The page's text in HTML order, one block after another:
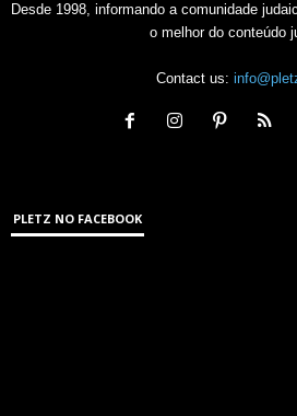
Desde 1998, informando a comunidade
o melhor do conteúdo
Contact us:
PLETZ NO FACEBOOK